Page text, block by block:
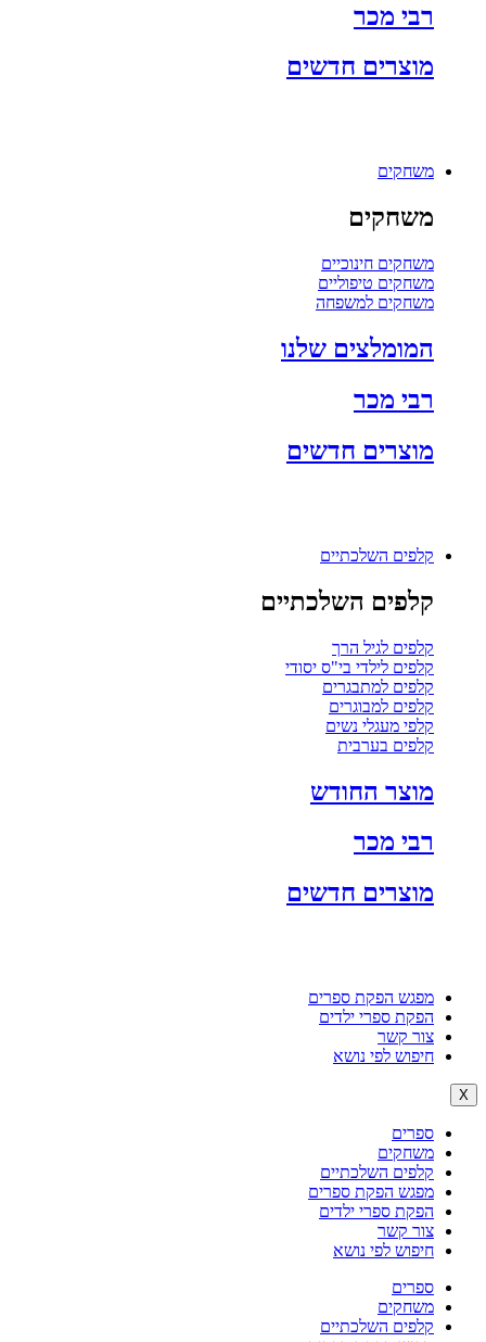
רבי מכר
מוצרים חדשים
משחקים
משחקים
משחקים חינוכיים
משחקים טיפוליים
משחקים למשפחה
המומלצים שלנו
רבי מכר
מוצרים חדשים
קלפים השלכתיים
קלפים השלכתיים
קלפים לגיל הרך
קלפים לילדי בי"ס יסודי
קלפים למתבגרים
קלפים למבוגרים
קלפי מעגלי נשים
קלפים בערבית
מוצר החודש
רבי מכר
מוצרים חדשים
מפגש הפקת ספרים
הפקת ספרי ילדים
צור קשר
חיפוש לפי נושא
X
ספרים
משחקים
קלפים השלכתיים
מפגש הפקת ספרים
הפקת ספרי ילדים
צור קשר
חיפוש לפי נושא
ספרים
משחקים
קלפים השלכתיים